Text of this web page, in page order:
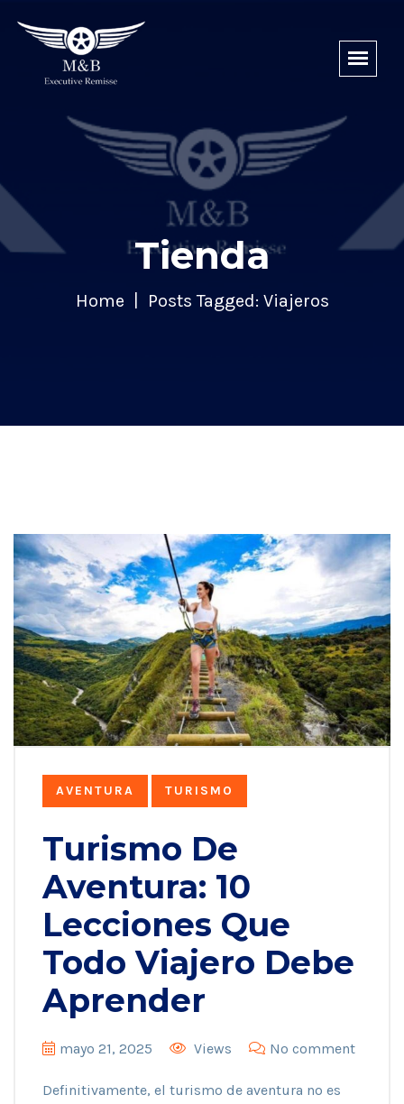
Tienda
Home Posts Tagged: Viajeros
AVENTURA TURISMO
Turismo De
Aventura: 10
Lecciones Que
Todo Viajero Debe
Aprender
mayo 21, 2025 Views No comment
Definitivamente, el turismo de aventura no es